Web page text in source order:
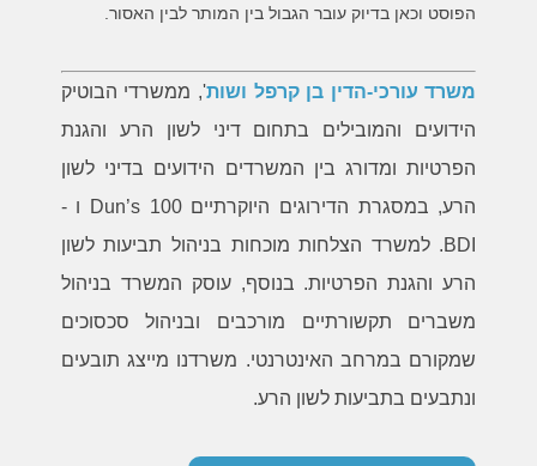
הפוסט וכאן בדיוק עובר הגבול בין המותר לבין האסור.
משרד עורכי-הדין בן קרפל ושות', ממשרדי הבוטיק
הידועים והמובילים בתחום דיני לשון הרע והגנת
הפרטיות ומדורג בין המשרדים הידועים בדיני לשון
הרע, במסגרת הדירוגים היוקרתיים Dun’s 100 ו -
BDI. למשרד הצלחות מוכחות בניהול תביעות לשון
הרע והגנת הפרטיות. בנוסף, עוסק המשרד בניהול
משברים תקשורתיים מורכבים ובניהול סכסוכים
שמקורם במרחב האינטרנטי. משרדנו מייצג תובעים
ונתבעים בתביעות לשון הרע.